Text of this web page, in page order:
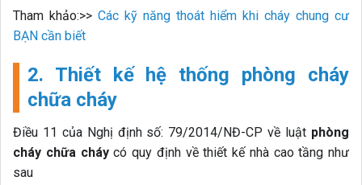
Tham khảo:>> Các kỹ năng thoát hiểm khi cháy chung cư
BẠN cần biết
2. Thiết kế hệ thống phòng cháy
chữa cháy
Điều 11 của Nghị định số: 79/2014/NĐ-CP về luật phòng
cháy chữa cháycó quy định về thiết kế nhà cao tầng như
sau